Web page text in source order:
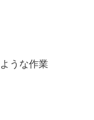
うな作業